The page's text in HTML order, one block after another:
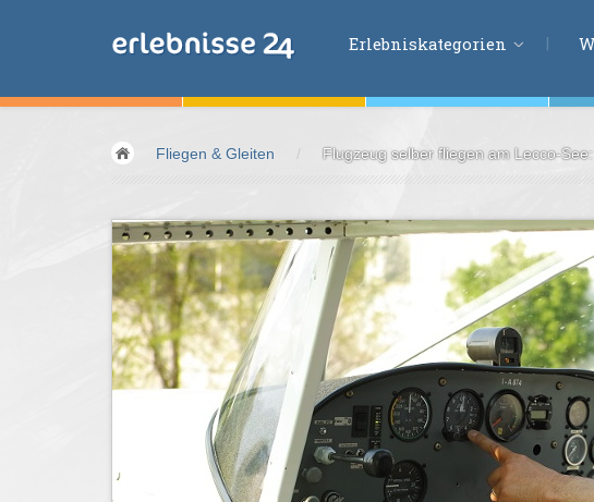
Erlebniskategorien
Fliegen &Gleiten
Abenteuer &Action
Sport &
Fitness
Essen &
Trinken
Wellness &Gesundheit
Wasser &Wind
Lifestyle &Phantasie
Kids &Family
Übernachtungen
Fliegen & Gleiten / Flugzeug selber fliegen am Lecco-